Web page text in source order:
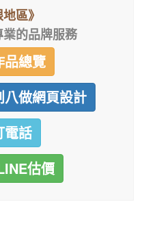
區》
的品牌服務
品總覽
做網頁設計
電話
估價